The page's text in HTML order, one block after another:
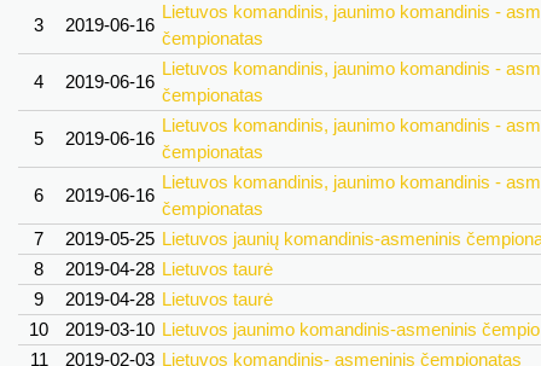
3 2019-06-16
Lietuvos komandinis, jaunimo komandinis -
čempionatas
4 2019-06-16
Lietuvos komandinis, jaunimo komandinis -
čempionatas
5 2019-06-16
Lietuvos komandinis, jaunimo komandinis -
čempionatas
6 2019-06-16
Lietuvos komandinis, jaunimo komandinis -
čempionatas
7
2019-05-25 Lietuvos jaunių komandinis-asmeninis
8
2019-04-28 Lietuvos taurė
9
2019-04-28 Lietuvos taurė
10
2019-03-10 Lietuvos jaunimo komandinis-asmeninis
11
2019-02-03 Lietuvos komandinis- asmeninis čempionatas